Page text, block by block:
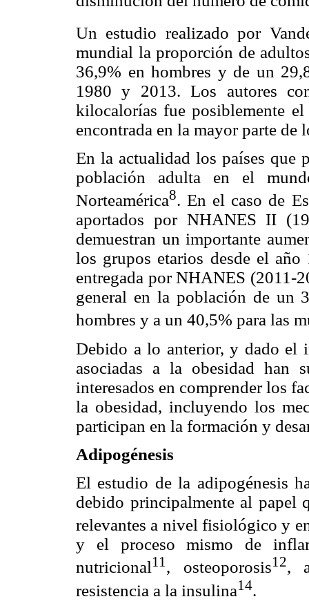
Un estudio realizado por
mundial la proporción de
36,9% en hombres y de un
1980 y 2013. Los autores
kilocalorías fue posiblemente
encontrada en la mayor parte de
En la actualidad los países que
población adulta en el
Norteamérica8. En el caso de
aportados por NHANES II
demuestran un importante
los grupos etarios desde el
entregada por NHANES (2011-
general en la población de un
hombres y a un 40,5% para las
Debido a lo anterior, y dado el
asociadas a la obesidad han
interesados en comprender los
la obesidad, incluyendo los
participan en la formación y
Adipogénesis
El estudio de la adipogénesis
debido principalmente al papel
relevantes a nivel fisiológico y
y el proceso mismo de
nutricional11 , osteoporosis12,
resistencia a la insulina14.